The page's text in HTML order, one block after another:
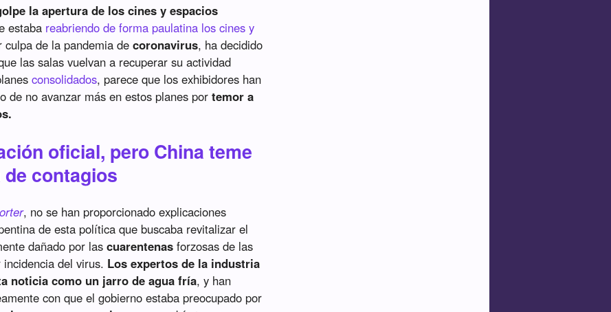
la apertura de los cines y espacios
estaba reabriendo de forma paulatina los cines y
culpa de la pandemia decoronavirus, ha decidido
las salas vuelvan a recuperar su actividad
consolidados, parece que los exhibidores han
de no avanzar más en estos planes portemor a
oficial, pero China teme
de contagios
, no se han proporcionado explicaciones
de esta política que buscaba revitalizar el
dañado por lascuarentenas forzosas de las
del virus. Los expertos de la industria
noticia como un jarro de agua fría, y han
con que el gobierno estaba preocupado por